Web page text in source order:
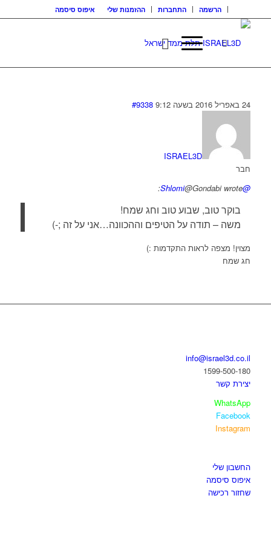
הרשמה התחברות ההזמנות שלי איפוס סיסמה
24 באפריל 2016 בשעה 9:12 #9338
ISRAEL3D
חבר
@Shlomi
@Gondabi wrote:
בוקר טוב, שבוע טוב וחג שמח!
משה – תודה על הטיפים וההכוונה…אני על זה ;-)
מצוין! מצפה לראות התקדמות :)
חג שמח
info@israel3d.co.il
1599-500-180
יצירת קשר
WhatsApp
Facebook
Instagram
החשבון שלי
איפוס סיסמה
שחזור רכישה